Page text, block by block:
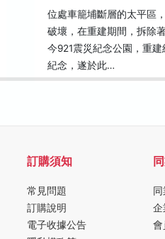
位處車籠埔斷層的太平區
破壞，在重建期間，拆除
今921震災紀念公園，重
紀念，遂於此…
訂購須知
常見問題
訂購說明
電子收據公告
企
會